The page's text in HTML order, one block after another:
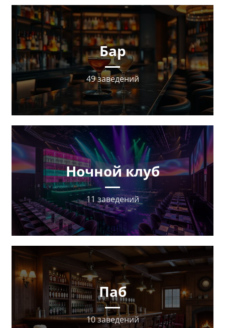
Бар
49 заведений
Ночной клуб
11 заведений
Паб
10 заведений